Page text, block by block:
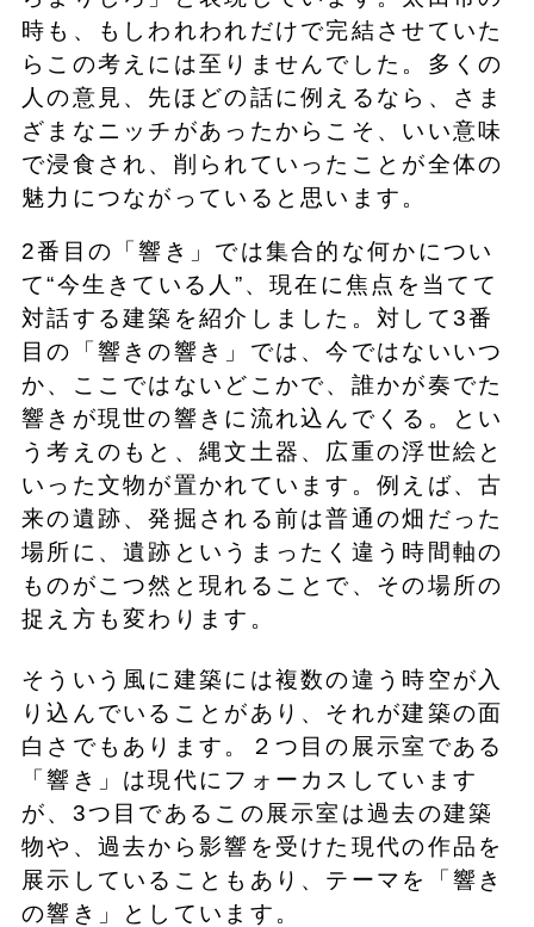
時も、もしわれわれだけで完結させていた
らこの考えには至りませんでした。多くの
人の意見、先ほどの話に例えるなら、さま
ざまなニッチがあったからこそ、いい意味
で浸食され、削られていったことが全体の
魅力につながっていると思います。
2番目の「響き」では集合的な何かについ
て“今生きている人”、現在に焦点を当てて
対話する建築を紹介しました。対して3番
目の「響きの響き」では、今ではないいつ
か、ここではないどこかで、誰かが奏でた
響きが現世の響きに流れ込んでくる。とい
う考えのもと、縄文土器、広重の浮世絵と
いった文物が置かれています。例えば、古
来の遺跡、発掘される前は普通の畑だった
場所に、遺跡というまったく違う時間軸の
ものがこつ然と現れることで、その場所の
捉え方も変わります。
そういう風に建築には複数の違う時空が入
り込んでいることがあり、それが建築の面
白さでもあります。２つ目の展示室である
「響き」は現代にフォーカスしています
が、3つ目であるこの展示室は過去の建築
物や、過去から影響を受けた現代の作品を
展示していることもあり、テーマを「響き
の響き」としています。